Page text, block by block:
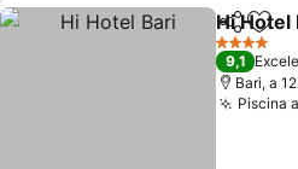
Partilhar
Hi Hotel
4 Estrelas
9,1
Bari, a
Piscina